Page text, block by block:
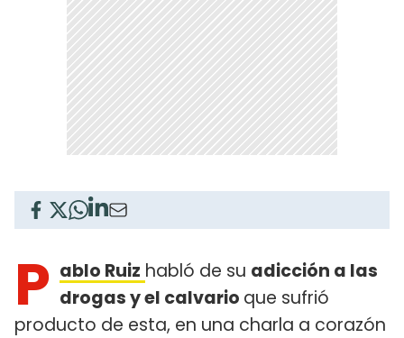
P ablo Ruiz habló de su adicción a las
drogas y el calvario que sufrió
producto de esta, en una charla a corazón